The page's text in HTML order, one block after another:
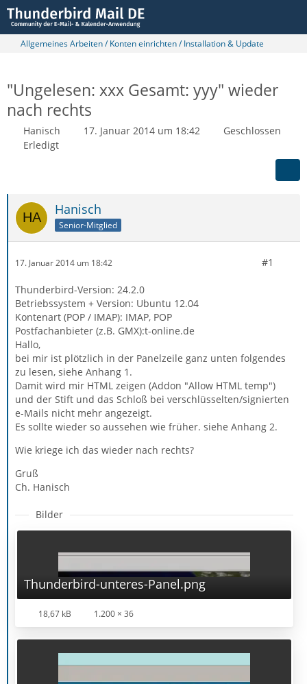
Allgemeines Arbeiten / Konten einrichten / Installation & Update
"Ungelesen: xxx Gesamt: yyy" wieder
nach rechts
Hanisch 17. Januar 2014 um 18:42
Geschlossen
Erledigt
Hanisch
Senior-Mitglied
17. Januar 2014 um 18:42 #1
Thunderbird-Version: 24.2.0
Betriebssystem + Version: Ubuntu 12.04
Kontenart (POP / IMAP): IMAP, POP
Postfachanbieter (z.B. GMX):t-online.de
Hallo,
bei mir ist plötzlich in der Panelzeile ganz unten folgendes
zu lesen, siehe Anhang 1.
Damit wird mir HTML zeigen (Addon "Allow HTML temp")
und der Stift und das Schloß bei verschlüsselten/signierten
e-Mails nicht mehr angezeigt.
Es sollte wieder so aussehen wie früher. siehe Anhang 2.
Wie kriege ich das wieder nach rechts?
Gruß
Ch. Hanisch
Bilder
Thunderbird-unteres-Panel.png
18,67 kB 1.200 × 36